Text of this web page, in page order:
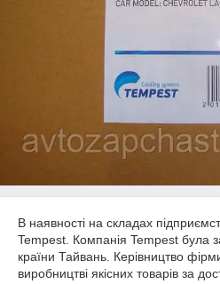
В наявності на складах
Tempest. Компанія Tempest була
країни Тайвань. Керівництво
виробництві якісних товарів за